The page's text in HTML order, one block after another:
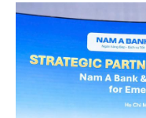
DOANH NGHIỆP